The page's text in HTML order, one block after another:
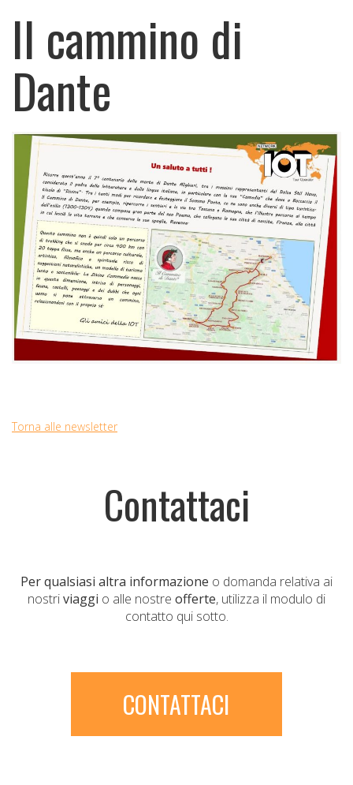
Il cammino di
Dante
Torna alle newsletter
Contattaci
Per qualsiasi altra informazione o domanda relativa ai
nostriviaggi o alle nostre offerte, utilizza il modulo di
contatto qui sotto.
CONTATTACI